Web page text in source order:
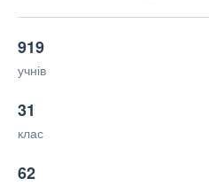
919
учнів
31
клас
62